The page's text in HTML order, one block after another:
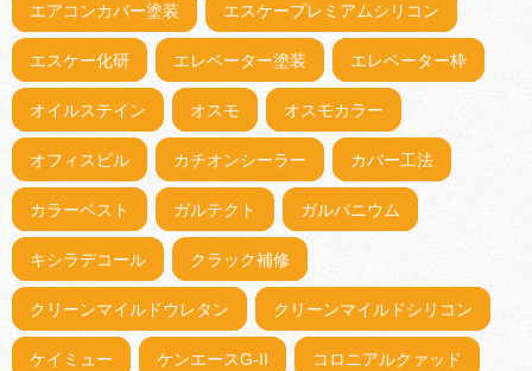
エアコンカバー塗装 エスケープレミアムシリコン
エスケー化研 エレベーター塗装 エレベーター枠
オイルステイン オスモ オスモカラー
オフィスビル カチオンシーラー カバー工法
カラーベスト ガルテクト ガルバニウム
キシラデコール クラック補修
クリーンマイルドウレタン クリーンマイルドシリコン
ケイミュー ケンエースG-II コロニアルクァッド